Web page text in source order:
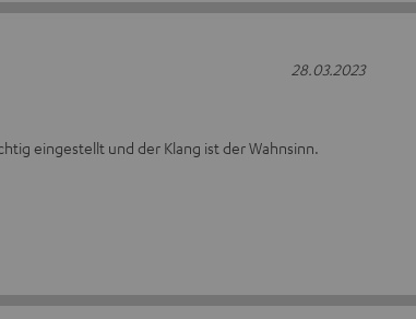
eingestellt und der Klang ist der Wahnsinn.
28.03.2023